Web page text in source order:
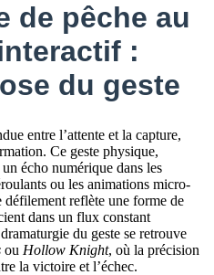
de pêche au
:
du geste
entre l’attente et la capture,
Ce geste physique,
écho numérique dans les
ou les animations micro-
reflète une forme de
dans un flux constant
du geste se retrouve
ou Hollow Knight, où la précision
la victoire et l’échec.